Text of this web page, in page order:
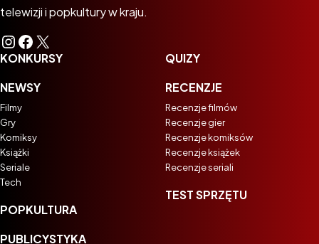
telewizji i popkultury w kraju.
Instagram
Facebook
X
KONKURSY
NEWSY
Filmy
Gry
Komiksy
Książki
Seriale
Tech
POPKULTURA
PUBLICYSTYKA
QUIZY
RECENZJE
Recenzje filmów
Recenzje gier
Recenzje komiksów
Recenzje książek
Recenzje seriali
TEST SPRZĘTU